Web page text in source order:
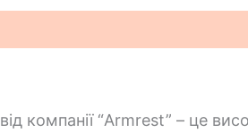
від компанії “Armrest” – це